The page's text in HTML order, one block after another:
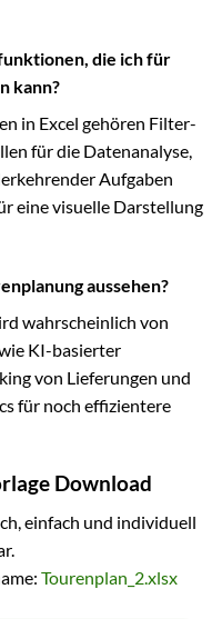
die ich für
kann?
in Excel gehören Filter-
für die Datenanalyse,
Aufgaben
eine visuelle Darstellung
aussehen?
wahrscheinlich von
KI-basierter
von Lieferungen und
für noch effizientere
Download
einfach und individuell
Tourenplan_2.xlsx